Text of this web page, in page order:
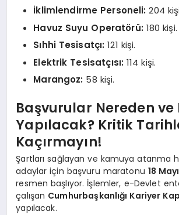
İklimlendirme Personeli: 204
Havuz Suyu Operatörü: 180 kişi.
Sıhhi Tesisatçı: 121 kişi.
Elektrik Tesisatçısı: 114 kişi.
Marangoz: 58 kişi.
Başvurular Nereden ve
Yapılacak? Kritik
Kaçırmayın!
Şartları sağlayan ve kamuya atanma
adaylar için başvuru maratonu 18
resmen başlıyor. İşlemler, e-Devlet
çalışan Cumhurbaşkanlığı Kariyer
yapılacak.